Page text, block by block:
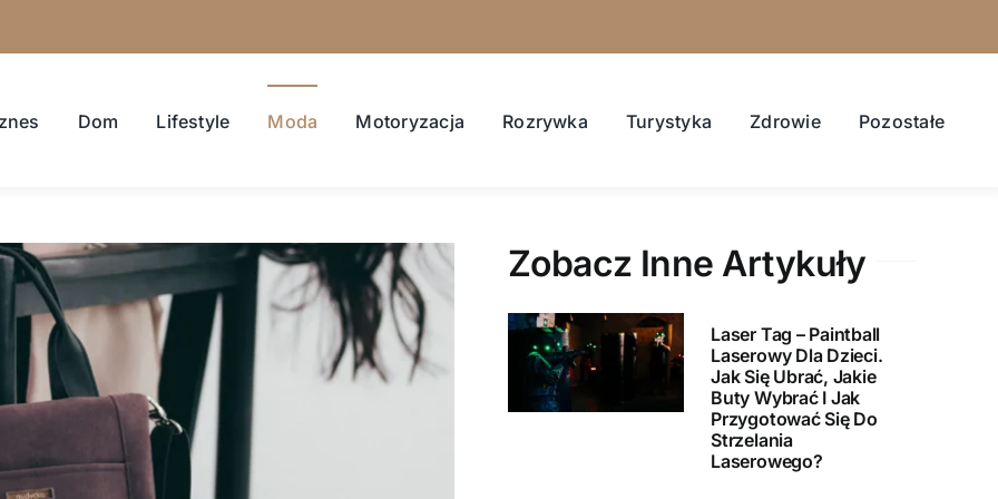
Dom Lifestyle Moda Motoryzacja Rozrywka Turystyka Zdrowie Pozostałe
Zobacz Inne Artykuły
Laser Tag – Paintball
Laserowy Dla Dzieci.
Jak Się Ubrać, Jakie
Buty Wybrać I Jak
Przygotować Się Do
Strzelania
Laserowego?